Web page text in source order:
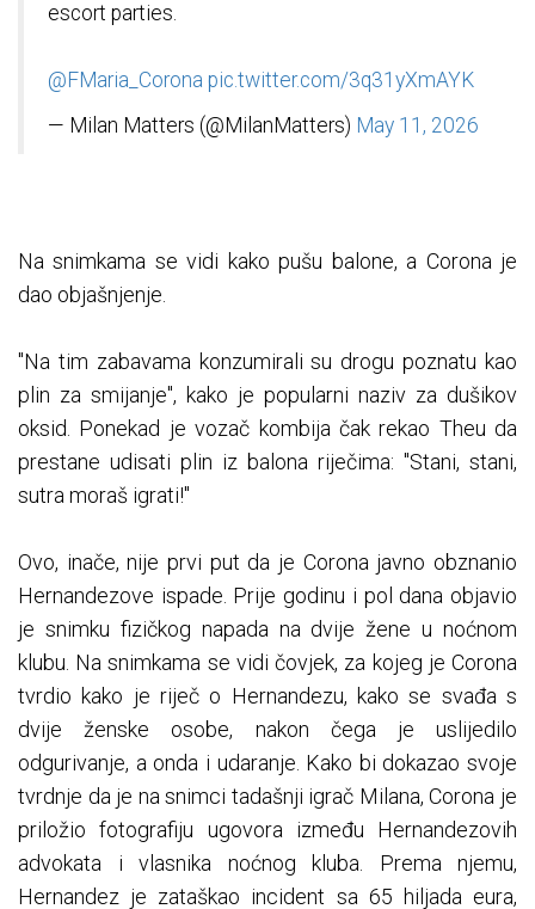
escort parties.
@FMaria_Corona pic.twitter.com/3q31yXmAYK
— Milan Matters (@MilanMatters) May 11, 2026
Na snimkama se vidi kako pušu balone, a Corona je
dao objašnjenje.
"Na tim zabavama konzumirali su drogu poznatu kao
plin za smijanje", kako je popularni naziv za dušikov
oksid. Ponekad je vozač kombija čak rekao Theu da
prestane udisati plin iz balona riječima: "Stani, stani,
sutra moraš igrati!"
Ovo, inače, nije prvi put da je Corona javno obznanio
Hernandezove ispade. Prije godinu i pol dana objavio
je snimku fizičkog napada na dvije žene u noćnom
klubu. Na snimkama se vidi čovjek, za kojeg je Corona
tvrdio kako je riječ o Hernandezu, kako se svađa s
dvije ženske osobe, nakon čega je uslijedilo
odgurivanje, a onda i udaranje. Kako bi dokazao svoje
tvrdnje da je na snimci tadašnji igrač Milana, Corona je
priložio fotografiju ugovora između Hernandezovih
advokata i vlasnika noćnog kluba. Prema njemu,
Hernandez je zataškao incident sa 65 hiljada eura,